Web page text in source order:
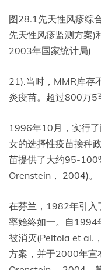
图28.1先天性风疹综
先天性风疹监测方案
2003年国家统计局)
21).当时，MMR库存
炎疫苗。超过800万5
1996年10月，实行
女的选择性疫苗接种
苗提供了大约95-
Orenstein， 2004)。
在芬兰，1982年引入
率始终如一。自1994
被消灭(Peltola et al.
方案，并于2000年宣